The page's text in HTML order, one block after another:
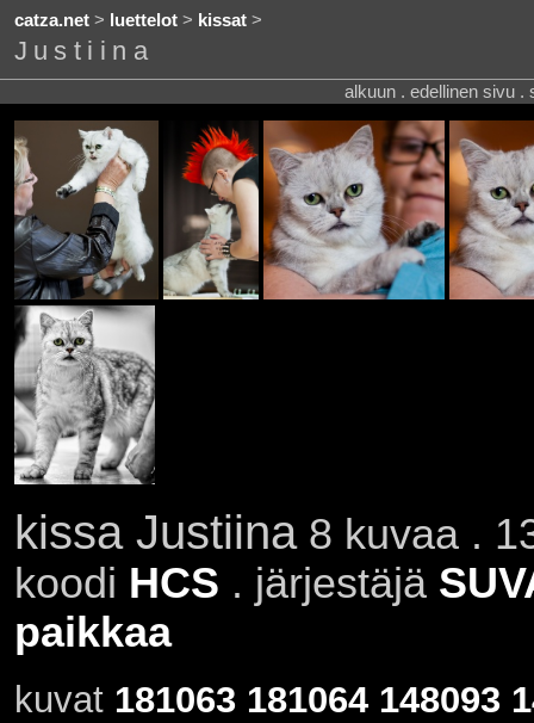
catza.net> luettelot> kissat>
Justiina
alkuun . edellinen sivu .
kissa Justiina8 kuvaa .
koodi HCS . järjestäjä
paikkaa
kuvat 181063 181064 148093